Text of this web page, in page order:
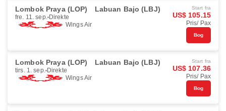
Lombok Praya (LOP) Labuan Bajo (LBJ)
fre. 11. sep. Direkte
Wings Air
Start fra
US$ 105.15
Pris/ Pax
Bog
Lombok Praya (LOP) Labuan Bajo (LBJ)
tirs. 1. sep. Direkte
Wings Air
Start fra
US$ 107.36
Pris/ Pax
Bog